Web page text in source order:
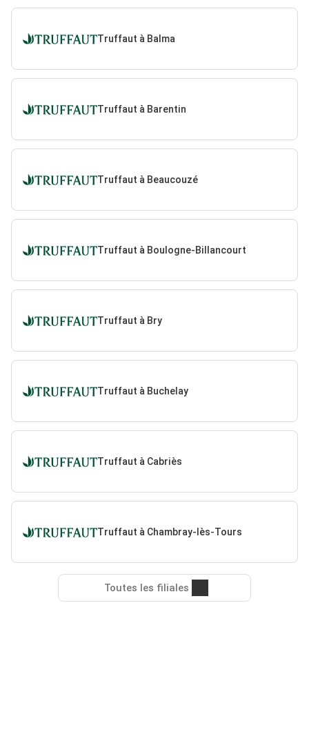
Truffaut à Balma
Truffaut à Barentin
Truffaut à Beaucouzé
Truffaut à Boulogne-Billancourt
Truffaut à Bry
Truffaut à Buchelay
Truffaut à Cabriès
Truffaut à Chambray-lès-Tours
Toutes les filiales